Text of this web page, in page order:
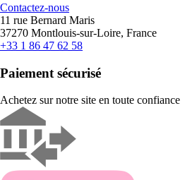
Contactez-nous
11 rue Bernard Maris
37270 Montlouis-sur-Loire, France
+33 1 86 47 62 58
Paiement sécurisé
Achetez sur notre site en toute confiance